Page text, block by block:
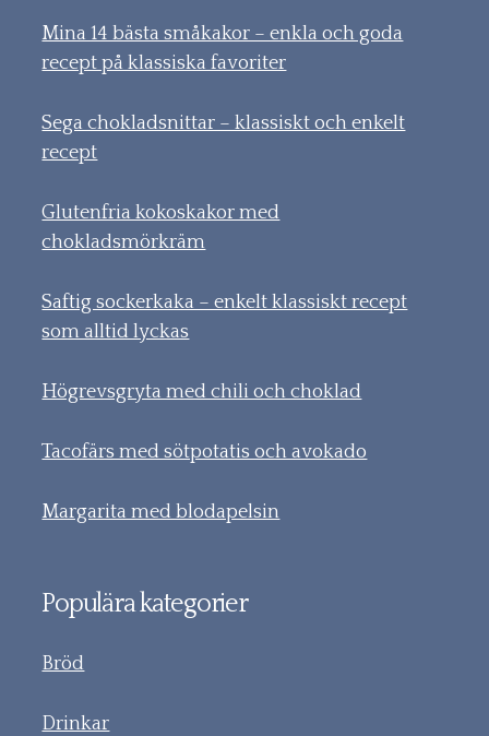
Mina 14 bästa småkakor – enkla och goda
recept på klassiska favoriter
Sega chokladsnittar – klassiskt och enkelt
recept
Glutenfria kokoskakor med
chokladsmörkräm
Saftig sockerkaka – enkelt klassiskt recept
som alltid lyckas
Högrevsgryta med chili och choklad
Tacofärs med sötpotatis och avokado
Margarita med blodapelsin
Populära kategorier
Bröd
Drinkar